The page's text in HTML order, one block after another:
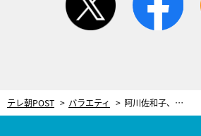
テレ朝POST バラエティ 阿川佐和子、最愛の母との別れに涙。コロナ禍で“リモート面会＆葬儀”を体験